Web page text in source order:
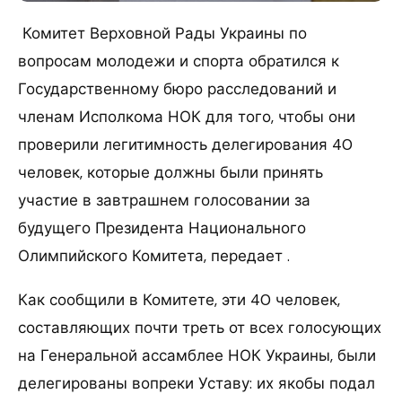
Комитет Верховной Рады Украины по
вопросам молодежи и спорта обратился к
Государственному бюро расследований и
членам Исполкома НОК для того, чтобы они
проверили легитимность делегирования 40
человек, которые должны были принять
участие в завтрашнем голосовании за
будущего Президента Национального
Олимпийского Комитета, передает .
Как сообщили в Комитете, эти 40 человек,
составляющих почти треть от всех голосующих
на Генеральной ассамблее НОК Украины, были
делегированы вопреки Уставу: их якобы подал